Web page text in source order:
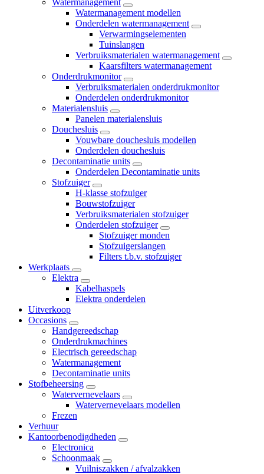
Watermanagement
Watermanagement modellen
Onderdelen watermanagement
Verwarmingselementen
Tuinslangen
Verbruiksmaterialen watermanagement
Kaarsfilters watermanagement
Onderdrukmonitor
Verbruiksmaterialen onderdrukmonitor
Onderdelen onderdrukmonitor
Materialensluis
Panelen materialensluis
Douchesluis
Vouwbare douchesluis modellen
Onderdelen douchesluis
Decontaminatie units
Onderdelen Decontaminatie units
Stofzuiger
H-klasse stofzuiger
Bouwstofzuiger
Verbruiksmaterialen stofzuiger
Onderdelen stofzuiger
Stofzuiger monden
Stofzuigerslangen
Filters t.b.v. stofzuiger
Werkplaats
Elektra
Kabelhaspels
Elektra onderdelen
Uitverkoop
Occasions
Handgereedschap
Onderdrukmachines
Electrisch gereedschap
Watermanagement
Decontaminatie units
Stofbeheersing
Watervernevelaars
Watervernevelaars modellen
Frezen
Verhuur
Kantoorbenodigdheden
Electronica
Schoonmaak
Vuilniszakken / afvalzakken